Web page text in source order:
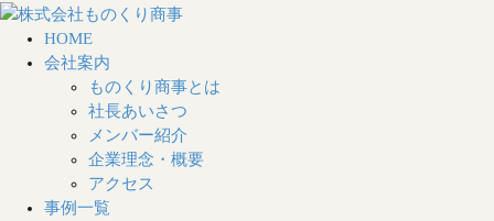
HOME
会社案内
ものくり商事とは
社長あいさつ
メンバー紹介
企業理念・概要
アクセス
事例一覧